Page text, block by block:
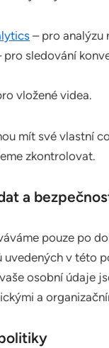
– pro analýzu
pro sledování
vložené videa.
mít své vlastní
zkontrolovat.
a
pouze po
uvedených v této
osobní údaje
a